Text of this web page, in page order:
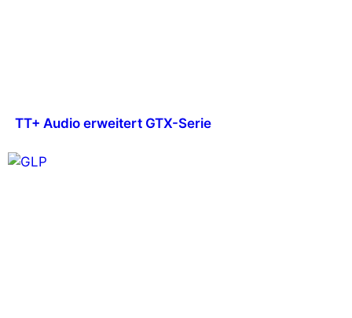
TT+ Audio erweitert GTX-Serie